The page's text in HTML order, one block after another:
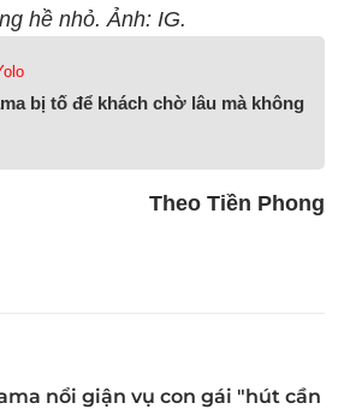
hề nhỏ. Ảnh: IG.
bị tố để khách chờ lâu mà không
Theo Tiền Phong
nổi giận vụ con gái "hút cần